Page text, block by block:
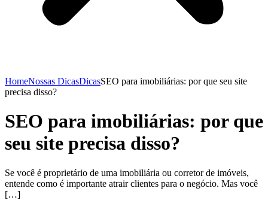
HomeNossas DicasDicasSEO para imobiliárias: por que seu site
precisa disso?
SEO para imobiliárias: por que
seu site precisa disso?
Se você é proprietário de uma imobiliária ou corretor de imóveis,
entende como é importante atrair clientes para o negócio. Mas você
[…]